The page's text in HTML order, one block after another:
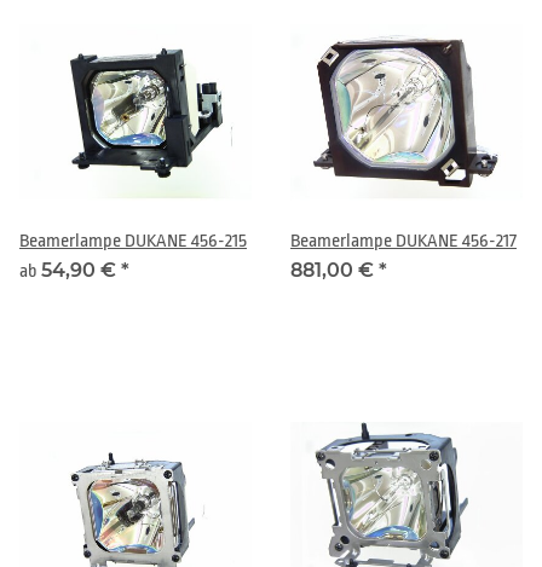
Beamerlampe DUKANE 456-215
ab 54,90 € *
Beamerlampe DUKANE 456-217
881,00 € *